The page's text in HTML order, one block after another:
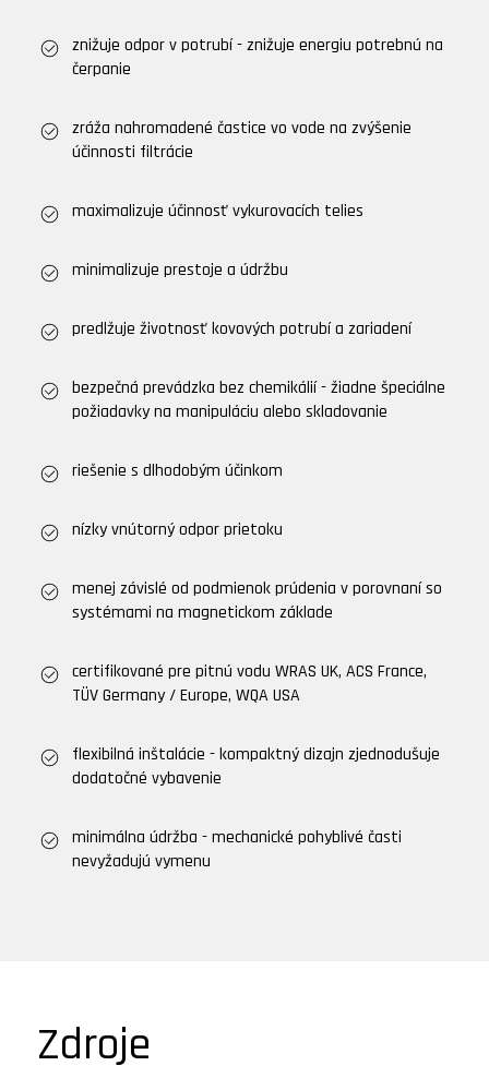
znižuje odpor v potrubí - znižuje energiu potrebnú na
čerpanie
zráža nahromadené častice vo vode na zvýšenie
účinnosti filtrácie
maximalizuje účinnosť vykurovacích telies
minimalizuje prestoje a údržbu
predlžuje životnosť kovových potrubí a zariadení
bezpečná prevádzka bez chemikálií - žiadne špeciálne
požiadavky na manipuláciu alebo skladovanie
riešenie s dlhodobým účinkom
nízky vnútorný odpor prietoku
menej závislé od podmienok prúdenia v porovnaní so
systémami na magnetickom základe
certifikované pre pitnú vodu WRAS UK, ACS France,
TÜV Germany / Europe, WQA USA
flexibilná inštalácie - kompaktný dizajn zjednodušuje
dodatočné vybavenie
minimálna údržba - mechanické pohyblivé časti
nevyžadujú vymenu
Zdroje